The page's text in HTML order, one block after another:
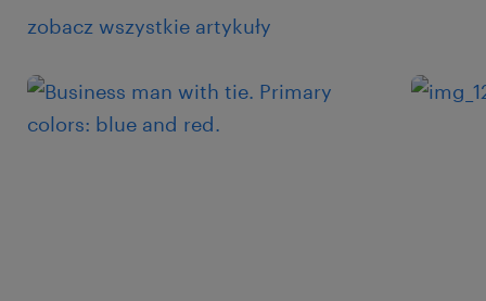
zobacz wszystkie artykuły